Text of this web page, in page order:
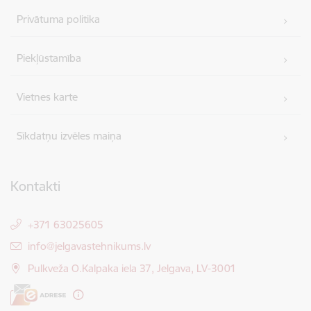
Privātuma politika
Piekļūstamība
Vietnes karte
Sīkdatņu izvēles maiņa
Kontakti
+371 63025605
E-pasts:
info@jelgavastehnikums.lv
Pulkveža O.Kalpaka iela 37, Jelgava, LV-3001